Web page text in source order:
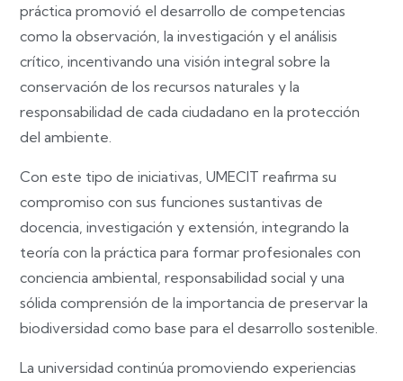
práctica promovió el desarrollo de competencias
como la observación, la investigación y el análisis
crítico, incentivando una visión integral sobre la
conservación de los recursos naturales y la
responsabilidad de cada ciudadano en la protección
del ambiente.
Con este tipo de iniciativas, UMECIT reafirma su
compromiso con sus funciones sustantivas de
docencia, investigación y extensión, integrando la
teoría con la práctica para formar profesionales con
conciencia ambiental, responsabilidad social y una
sólida comprensión de la importancia de preservar la
biodiversidad como base para el desarrollo sostenible.
La universidad continúa promoviendo experiencias